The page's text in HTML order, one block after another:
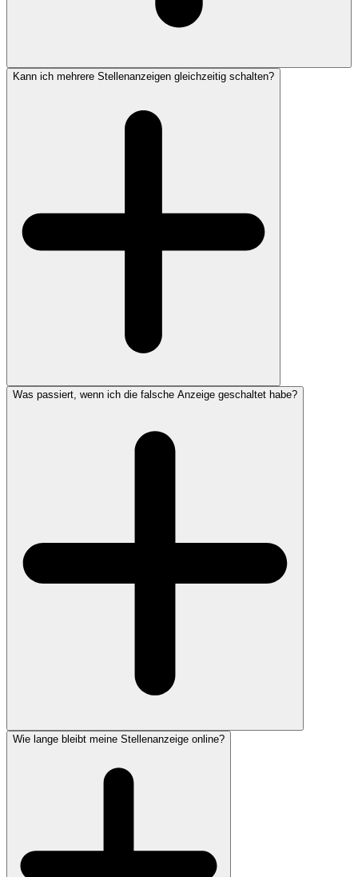
Kann ich mehrere Stellenanzeigen gleichzeitig schalten?
Was passiert, wenn ich die falsche Anzeige geschaltet habe?
Wie lange bleibt meine Stellenanzeige online?